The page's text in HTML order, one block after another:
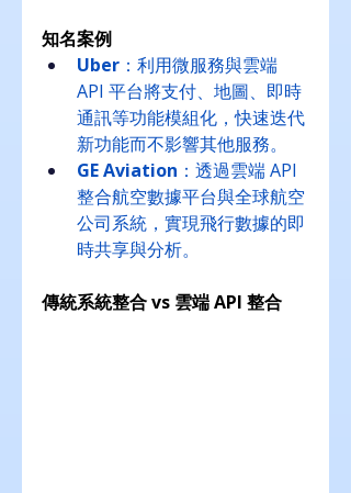
知名案例
Uber ：利用微服務與雲端
API 平台將支付、地圖、即時
通訊等功能模組化，快速迭代
新功能而不影響其他服務。
GE Aviation ：透過雲端 API
整合航空數據平台與全球航空
公司系統，實現飛行數據的即
時共享與分析。
傳統系統整合 vs 雲端 API 整合